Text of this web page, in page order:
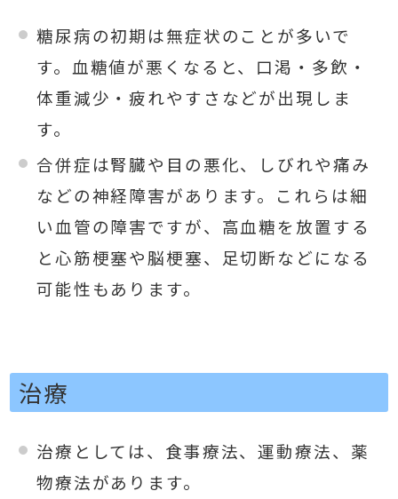
糖尿病の初期は無症状のことが多いで
す。血糖値が悪くなると、口渇・多飲・
体重減少・疲れやすさなどが出現しま
す。
合併症は腎臓や目の悪化、しびれや痛み
などの神経障害があります。これらは細
い血管の障害ですが、高血糖を放置する
と心筋梗塞や脳梗塞、足切断などになる
可能性もあります。
治療
治療としては、食事療法、運動療法、薬
物療法があります。